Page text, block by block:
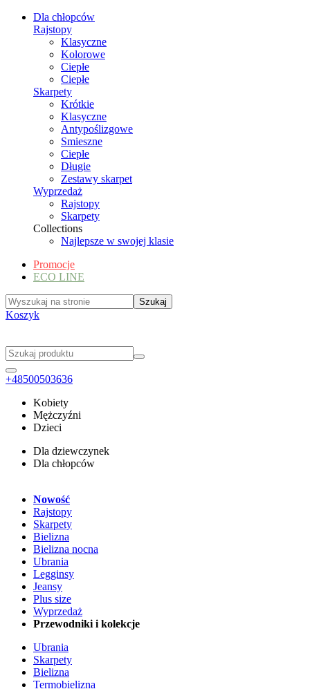
Dla chłopców
Rajstopy
Klasyczne
Kolorowe
Ciepłe
Ciepłe
Skarpety
Krótkie
Klasyczne
Antypoślizgowe
Smieszne
Ciepłe
Długie
Zestawy skarpet
Wyprzedaż
Rajstopy
Skarpety
Collections
Najlepsze w swojej klasie
Promocje
ECO LINE
Koszyk
+48500503636
Kobiety
Mężczyźni
Dzieci
Dla dziewczynek
Dla chłopców
Nowość
Rajstopy
Skarpety
Bielizna
Bielizna nocna
Ubrania
Legginsy
Jeansy
Plus size
Wyprzedaż
Przewodniki i kolekcje
Ubrania
Skarpety
Bielizna
Termobielizna